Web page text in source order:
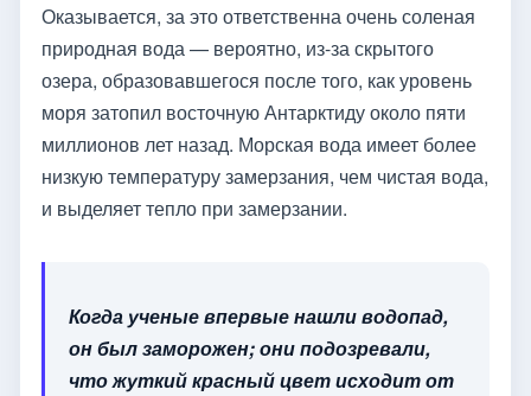
Оказывается, за это ответственна очень соленая
природная вода — вероятно, из-за скрытого
озера, образовавшегося после того, как уровень
моря затопил восточную Антарктиду около пяти
миллионов лет назад. Морская вода имеет более
низкую температуру замерзания, чем чистая вода,
и выделяет тепло при замерзании.
Когда ученые впервые нашли водопад,
он был заморожен; они подозревали,
что жуткий красный цвет исходит от